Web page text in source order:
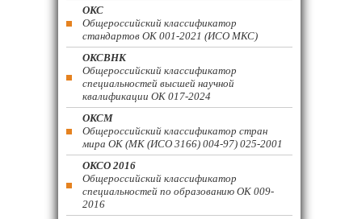
ОКС
Общероссийский классификатор
стандартов ОК 001-2021 (ИСО МКС)
ОКСВНК
Общероссийский классификатор
специальностей высшей научной
квалификации ОК 017-2024
ОКСМ
Общероссийский классификатор стран
мира ОК (МК (ИСО 3166) 004-97) 025-2001
ОКСО 2016
Общероссийский классификатор
специальностей по образованию ОК 009-
2016